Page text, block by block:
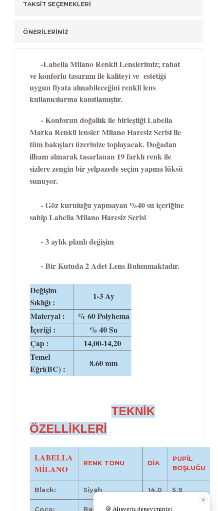
TAKSİT SEÇENEKLERİ
ÖNERİLERİNİZ
-Labella Milano Renkli Lenslerimiz; rahat
ve konforlu tasarımı ile kaliteyi ve estetiği
uygun fiyata alınabileceğini renkli lens
kullanıcılarına kanıtlamıştır.
- Konforun doğallık ile birleştiği Labella
Marka Renkli lensler Milano Haresiz Serisi ile
tüm bakışları üzerinize toplayacak. Doğadan
ilham alınarak tasarlanan 19 farklı renk ile
sizlere zengin bir yelpazede seçim yapma lüksü
sunuyor.
- Göz kuruluğu yapmayan %40 su içeriğine
sahip Labella Milano Haresiz Serisi
- 3 aylık planlı değişim
- Bir Kutuda 2 Adet Lens Bulunmaktadır.
Değişim
Sıklığı :
1-3 Ay
Materyal :
% 60 Polyhema
İçeriği :
% 40 Su
Çap :
14,00-14,20
Temel
Eğri(BC) :
8.60 mm
TEKNİK
ÖZELLİKLERİ
LABELLA
MİLANO
RENK TONU DİA
PUPİL
BOŞLUĞU
Black: Siyah 14,0 5,9
Coco: Bal ela. 14,2